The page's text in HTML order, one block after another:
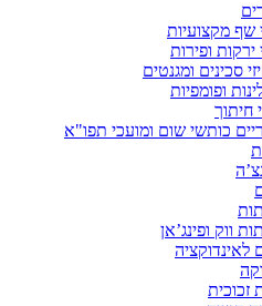
שף מקצועיות
ירקות ופירות
סכינים ומגנטים
ופומפיות
חיתוך
כותשי שום ומועכי תפו"א
ווק ופינג’אן
לאינדוקציה
זכוכית